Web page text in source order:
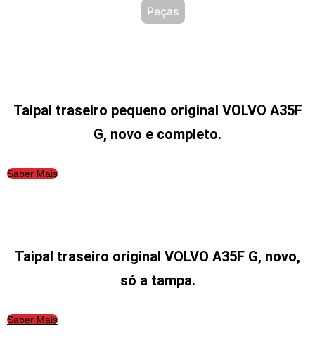
Peças
Taipal traseiro pequeno original VOLVO A35F
G, novo e completo.
Saber Mais
Taipal traseiro original VOLVO A35F G, novo,
só a tampa.
Saber Mais